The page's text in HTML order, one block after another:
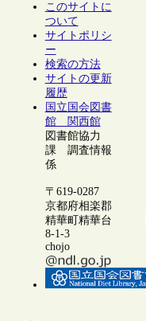
このサイトに
ついて
サイトポリシ
ー
検索の方法
サイトの更新
履歴
国立国会図書
館 関西館
図書館協力
課 調査情報
係
〒619-0287
京都府相楽郡
精華町精華台
8-1-3
chojo